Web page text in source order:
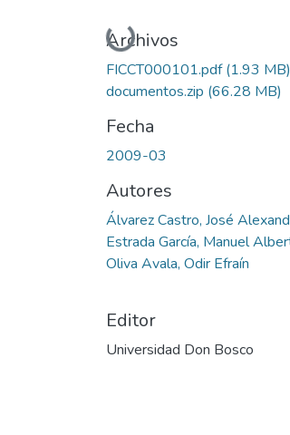
Cargando...
Archivos
FICCT000101.pdf(1.93 MB)
documentos.zip (66.28 MB)
Fecha
2009-03
Autores
Álvarez Castro, José
Estrada García, Manuel
Oliva Avala, Odir Efraín
Editor
Universidad Don Bosco